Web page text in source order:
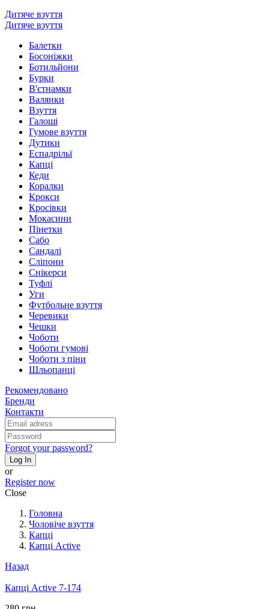
Дитяче взуття
Дитяче взуття
Балетки
Босоніжки
Ботильйони
Бурки
В'єтнамки
Валянки
Взуття
Галоші
Гумове взуття
Дутики
Еспадрільї
Капці
Кеди
Коралки
Крокси
Кросівки
Мокасини
Пінетки
Сабо
Сандалі
Сліпони
Снікерси
Туфлі
Уги
Футбольне взуття
Черевики
Чешки
Чоботи
Чоботи гумові
Чоботи з піни
Шльопанці
Рекомендовано
Бренди
Контакти
Forgot your password?
Log In
or
Register now
Close
Головна
Чоловіче взуття
Капці
Капці Active
Назад
Капці Active 7-174